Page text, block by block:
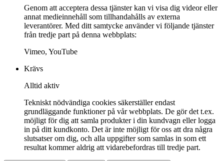
Genom att acceptera dessa tjänster kan vi visa dig videor eller
annat medieinnehåll som tillhandahålls av externa
leverantörer. Med ditt samtycke använder vi följande tjänster
från tredje part på denna webbplats:
Vimeo, YouTube
Krävs
Alltid aktiv
Tekniskt nödvändiga cookies säkerställer endast
grundläggande funktioner på vår webbplats. De gör det t.ex.
möjligt för dig att samla produkter i din kundvagn eller logga
in på ditt kundkonto. Det är inte möjligt för oss att dra några
slutsatser om dig, och alla uppgifter som samlas in som ett
resultat kommer aldrig att vidarebefordras till tredje part.